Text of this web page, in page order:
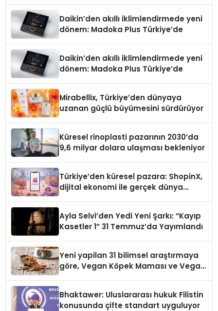
Daikin’den akıllı iklimlendirmede yeni
dönem: Madoka Plus Türkiye’de
Daikin’den akıllı iklimlendirmede yeni
dönem: Madoka Plus Türkiye’de
Mirabellix, Türkiye’den dünyaya
uzanan güçlü büyümesini sürdürüyor
Küresel rinoplasti pazarının 2030’da
9,6 milyar dolara ulaşması bekleniyor
Türkiye’den küresel pazara: ShopinX,
dijital ekonomi ile gerçek dünya
Ayla Selvi’den Yedi Yeni Şarkı: “Kayıp
Kasetler 1” 31 Temmuz’da Yayımlandı
Yeni yapilan 31 bilimsel araştırmaya
göre, Vegan Köpek Maması ve Vegan
Bhaktawer: Uluslararası hukuk Filistin
konusunda çifte standart uyguluyor